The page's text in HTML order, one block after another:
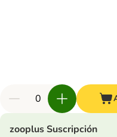
zooplus Suscripción